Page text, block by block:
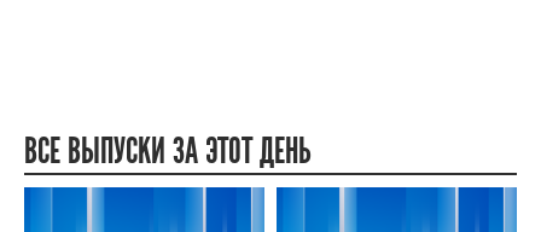
ВСЕ ВЫПУСКИ ЗА ЭТОТ ДЕНЬ